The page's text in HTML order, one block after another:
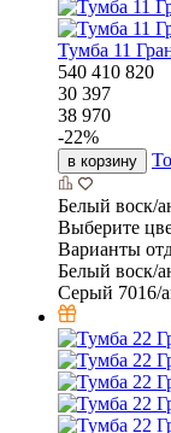
Тумба 11
540 410 820
30 397
38 970
-22%
в корзину
Белый воск/
Выберите
Варианты
Белый воск/
Серый 7016/